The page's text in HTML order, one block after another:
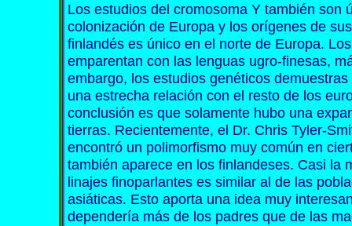
Los estudios del cromosoma Y también son
colonización de Europa y los orígenes de
finlandés es único en el norte de Europa.
emparentan con las lenguas ugro-finesas,
embargo, los estudios genéticos
una estrecha relación con el resto de los
conclusión es que solamente hubo una
tierras. Recientemente, el Dr. Chris Tyler-
encontró un polimorfismo muy común en
también aparece en los finlandeses. Casi la
linajes finoparlantes es similar al de las
asiáticas. Esto aporta una idea muy
dependería más de los padres que de las